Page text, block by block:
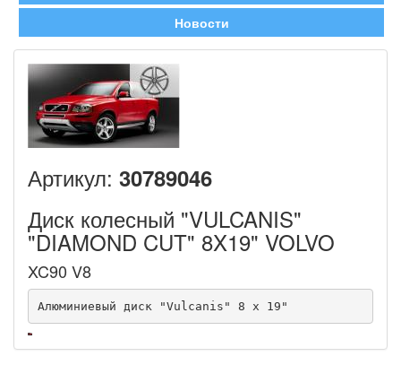
Новости
Артикул: 30789046
Диск колесный "VULCANIS"
"DIAMOND CUT" 8X19" VOLVO
XC90 V8
Алюминиевый диск "Vulcanis" 8 x 19"